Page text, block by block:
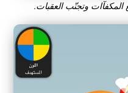
المكفآات وتجنّب العقبات.